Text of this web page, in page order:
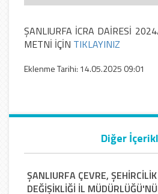
ŞANLIURFA İCRA DAİRESİ
METNİ İÇİN TIKLAYINIZ
Eklenme Tarihi: 14.05.2025 09:01
Diğer
ŞANLIURFA ÇEVRE,
DEĞİŞİKLİĞİ İL